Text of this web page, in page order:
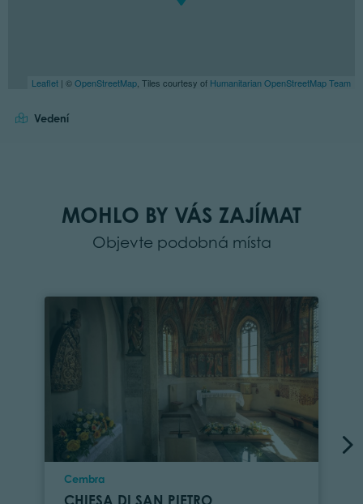
Leaflet | ©OpenStreetMap , Tiles courtesy of Humanitarian OpenStreetMap Team
Vedení
MOHLO BY VÁS ZAJÍMAT
Objevte podobná místa
Location
Cembra
CHIESA DI SAN PIETRO